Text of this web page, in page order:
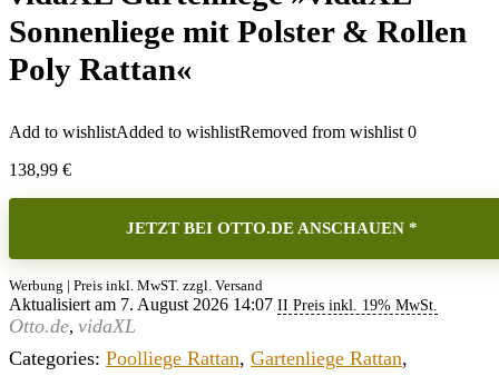
Sonnenliege mit Polster & Rollen
Poly Rattan«
Add to wishlistAdded to wishlistRemoved from wishlist 0
138,99 €
JETZT BEI OTTO.DE ANSCHAUEN *
Werbung | Preis inkl. MwST. zzgl. Versand
Aktualisiert am 7. August 2026 14:07 II Preis inkl. 19% MwSt.
Otto.de, vidaXL
Categories: Poolliege Rattan, Gartenliege Rattan,